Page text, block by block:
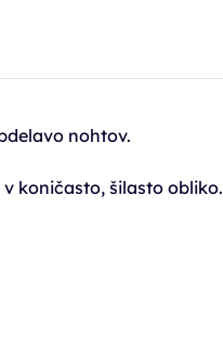
nohtov.
koničasto, šilasto obliko.